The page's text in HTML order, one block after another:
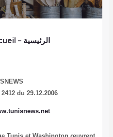
– الرئيسية
2412 du 29.12.2006